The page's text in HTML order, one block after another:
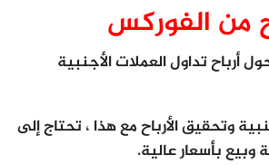
من الفوركس
أرباح تداول العملات الأجنبية
وتحقيق الأرباح مع هذا ، تحتاج إلى
بأسعار عالية.